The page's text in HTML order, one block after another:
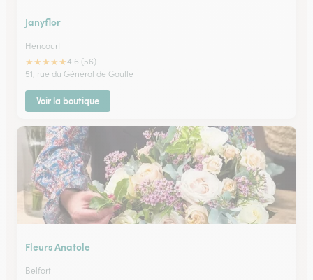
Janyflor
Hericourt
★★★★★4.6 (56)
51, rue du Général de Gaulle
Voir la boutique
Fleurs Anatole
Belfort